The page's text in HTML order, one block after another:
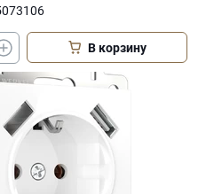
В корзину